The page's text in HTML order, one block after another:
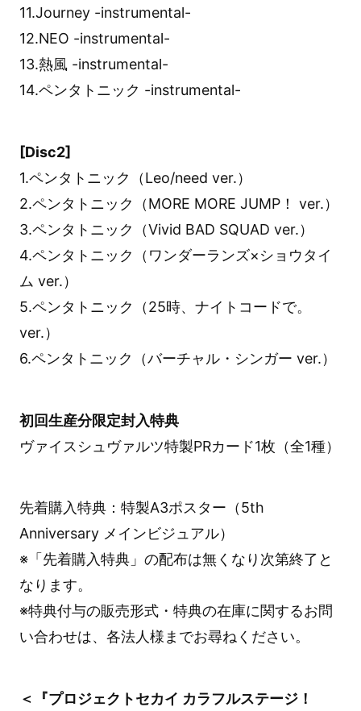
11.Journey -instrumental-
12.NEO -instrumental-
13.熱風 -instrumental-
14.ペンタトニック -instrumental-
[Disc2]
1.ペンタトニック（Leo/need ver.）
2.ペンタトニック（MORE MORE JUMP！ ver.）
3.ペンタトニック（Vivid BAD SQUAD ver.）
4.ペンタトニック（ワンダーランズ×ショウタイ
ム ver.）
5.ペンタトニック（25時、ナイトコードで。
ver.）
6.ペンタトニック（バーチャル・シンガー ver.）
初回生産分限定封入特典
ヴァイスシュヴァルツ特製PRカード1枚（全1種）
先着購入特典：特製A3ポスター（5th
Anniversary メインビジュアル）
※「先着購入特典」の配布は無くなり次第終了と
なります。
※特典付与の販売形式・特典の在庫に関するお問
い合わせは、各法人様までお尋ねください。
＜『プロジェクトセカイ カラフルステージ！